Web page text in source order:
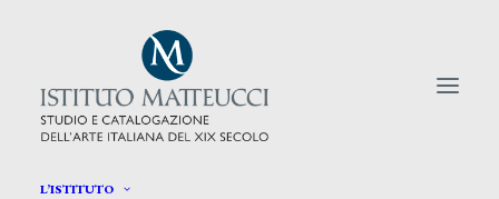
L’ISTITUTO